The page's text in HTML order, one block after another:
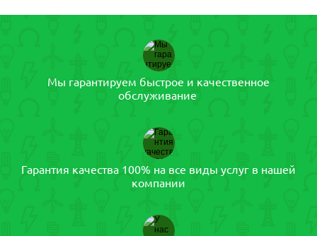
Мы гарантируем быстрое и качественное
обслуживание
Гарантия качества 100% на все виды услуг в нашей
компании